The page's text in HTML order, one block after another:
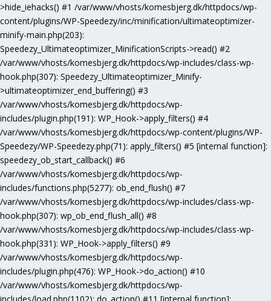
>hide_iehacks() #1 /var/www/vhosts/komesbjerg.dk/httpdocs/wp-
content/plugins/WP-Speedezy/inc/minification/ultimateoptimizer-
minify-main.php(203):
Speedezy_Ultimateoptimizer_MinificationScripts->read() #2
/var/www/vhosts/komesbjerg.dk/httpdocs/wp-includes/class-wp-
hook.php(307): Speedezy_Ultimateoptimizer_Minify-
>ultimateoptimizer_end_buffering() #3
/var/www/vhosts/komesbjerg.dk/httpdocs/wp-
includes/plugin.php(191): WP_Hook->apply_filters() #4
/var/www/vhosts/komesbjerg.dk/httpdocs/wp-content/plugins/WP-
Speedezy/WP-Speedezy.php(71): apply_filters() #5 [internal function]:
speedezy_ob_start_callback() #6
/var/www/vhosts/komesbjerg.dk/httpdocs/wp-
includes/functions.php(5277): ob_end_flush() #7
/var/www/vhosts/komesbjerg.dk/httpdocs/wp-includes/class-wp-
hook.php(307): wp_ob_end_flush_all() #8
/var/www/vhosts/komesbjerg.dk/httpdocs/wp-includes/class-wp-
hook.php(331): WP_Hook->apply_filters() #9
/var/www/vhosts/komesbjerg.dk/httpdocs/wp-
includes/plugin.php(476): WP_Hook->do_action() #10
/var/www/vhosts/komesbjerg.dk/httpdocs/wp-